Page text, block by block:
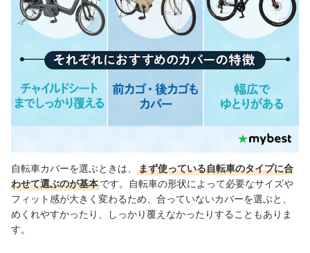
自転車カバーを選ぶときは、
まず使っている自転車のタイプに合
わせて選ぶのが基本です。自転車の形状によって必要なサイズや
フィット感が大きく変わるため、合っていないカバーを選ぶと、
めくれやすかったり、しっかり覆えなかったりすることもありま
す。